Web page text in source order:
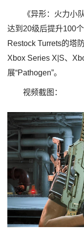
《异形：火力小
达到20级后提升100
Restock Turrets的塔
Xbox Series X|S、
展“Pathogen”。
视频截图：